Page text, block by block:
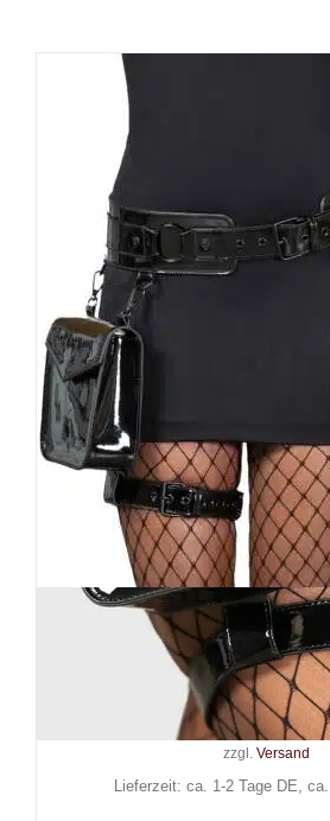
Killstar Gürtel
Renwicks
49,90 €
Inkl. MwSt.
zzgl. Versand
Lieferzeit: ca. 1-2 Tage DE,